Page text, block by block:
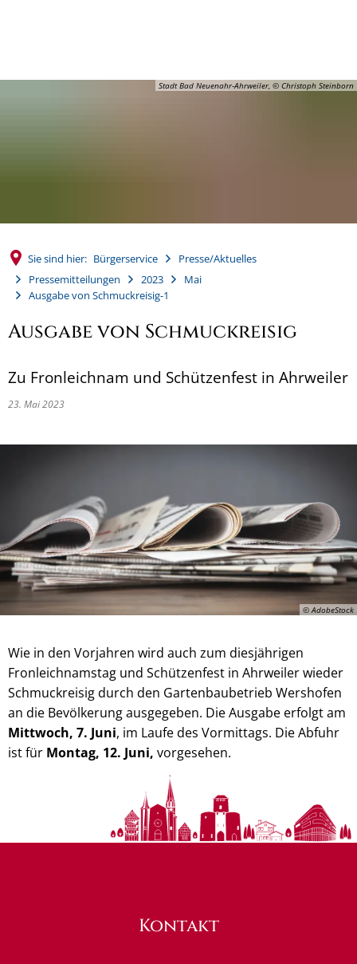
Stadt Bad Neuenahr-Ahrweiler, © Christoph Steinborn
Sie sind hier: Bürgerservice
Presse/Aktuelles
Pressemitteilungen
2023
Mai
Ausgabe von Schmuckreisig-1
Ausgabe von Schmuckreisig
Zu Fronleichnam und Schützenfest in Ahrweiler
23. Mai 2023
© AdobeStock
Wie in den Vorjahren wird auch zum diesjährigen
Fronleichnamstag und Schützenfest in Ahrweiler wieder
Schmuckreisig durch den Gartenbaubetrieb Wershofen
an die Bevölkerung ausgegeben. Die Ausgabe erfolgt am
Mittwoch, 7. Juni, im Laufe des Vormittags. Die Abfuhr
ist für Montag, 12. Juni, vorgesehen.
Kontakt